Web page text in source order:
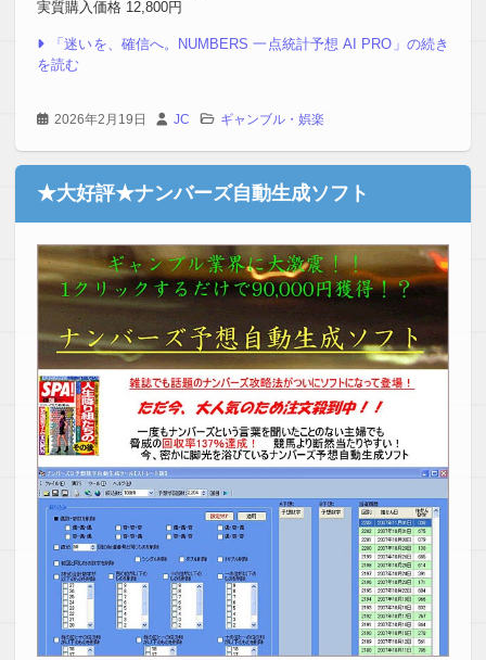
実質購入価格 12,800円
「迷いを、確信へ。NUMBERS 一点統計予想 AI PRO」の続き
を読む
2026年2月19日 JC ギャンブル・娯楽
★大好評★ナンバーズ自動生成ソフト